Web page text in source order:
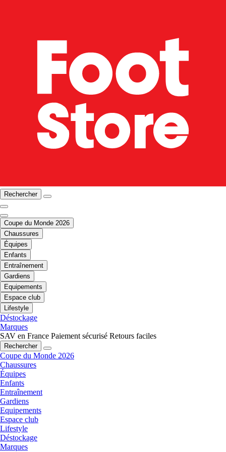
Rechercher
Coupe du Monde 2026
Chaussures
Équipes
Enfants
Entraînement
Gardiens
Equipements
Espace club
Lifestyle
Déstockage
Marques
SAV en France Paiement sécurisé Retours faciles
Rechercher
Coupe du Monde 2026
Chaussures
Équipes
Enfants
Entraînement
Gardiens
Equipements
Espace club
Lifestyle
Déstockage
Marques